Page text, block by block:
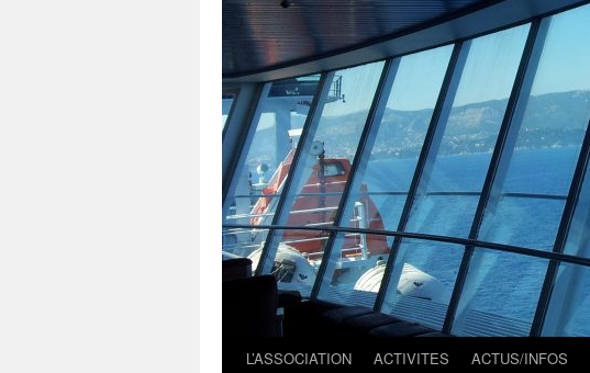
L’ASSOCIATION ACTIVITES ACTUS/INFOS